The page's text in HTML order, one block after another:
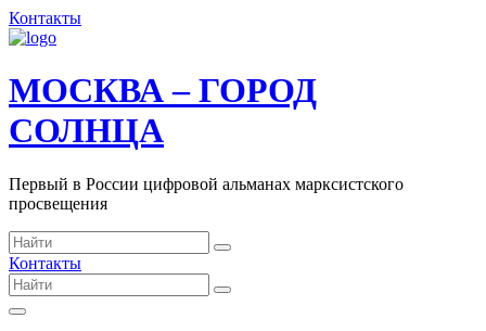
Контакты
МОСКВА – ГОРОД
СОЛНЦА
Первый в России цифровой альманах марксистского
просвещения
Контакты